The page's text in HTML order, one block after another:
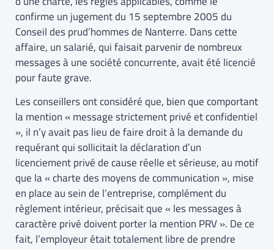
confirme un jugement du 15 septembre 2005 du
Conseil des prud’hommes de Nanterre. Dans cette
affaire, un salarié, qui faisait parvenir de nombreux
messages à une société concurrente, avait été licencié
pour faute grave.
Les conseillers ont considéré que, bien que comportant
la mention « message strictement privé et confidentiel
», il n’y avait pas lieu de faire droit à la demande du
requérant qui sollicitait la déclaration d’un
licenciement privé de cause réelle et sérieuse, au motif
que la « charte des moyens de communication », mise
en place au sein de l’entreprise, complément du
règlement intérieur, précisait que « les messages à
caractère privé doivent porter la mention PRV ». De ce
fait, l’employeur était totalement libre de prendre